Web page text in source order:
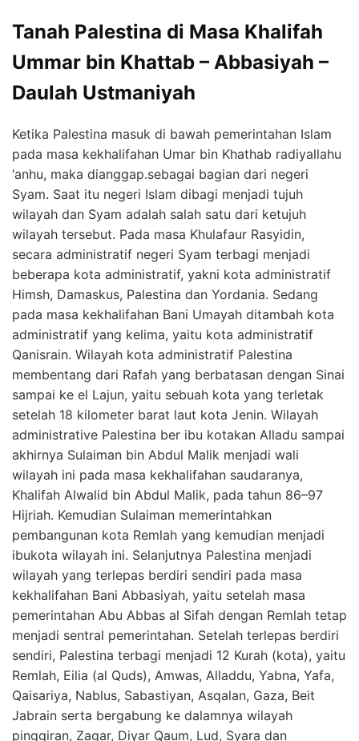
Tanah Palestina di Masa Khalifah
Ummar bin Khattab – Abbasiyah –
Daulah Ustmaniyah
Ketika Palestina masuk di bawah pemerintahan Islam
pada masa kekhalifahan Umar bin Khathab radiyallahu
‘anhu, maka dianggap.sebagai bagian dari negeri
Syam. Saat itu negeri Islam dibagi menjadi tujuh
wilayah dan Syam adalah salah satu dari ketujuh
wilayah tersebut. Pada masa Khulafaur Rasyidin,
secara administratif negeri Syam terbagi menjadi
beberapa kota administratif, yakni kota administratif
Himsh, Damaskus, Palestina dan Yordania. Sedang
pada masa kekhalifahan Bani Umayah ditambah kota
administratif yang kelima, yaitu kota administratif
Qanisrain. Wilayah kota administratif Palestina
membentang dari Rafah yang berbatasan dengan Sinai
sampai ke el Lajun, yaitu sebuah kota yang terletak
setelah 18 kilometer barat laut kota Jenin. Wilayah
administrative Palestina ber ibu kotakan Alladu sampai
akhirnya Sulaiman bin Abdul Malik menjadi wali
wilayah ini pada masa kekhalifahan saudaranya,
Khalifah Alwalid bin Abdul Malik, pada tahun 86–97
Hijriah. Kemudian Sulaiman memerintahkan
pembangunan kota Remlah yang kemudian menjadi
ibukota wilayah ini. Selanjutnya Palestina menjadi
wilayah yang terlepas berdiri sendiri pada masa
kekhalifahan Bani Abbasiyah, yaitu setelah masa
pemerintahan Abu Abbas al Sifah dengan Remlah tetap
menjadi sentral pemerintahan. Setelah terlepas berdiri
sendiri, Palestina terbagi menjadi 12 Kurah (kota), yaitu
Remlah, Eilia (al Quds), Amwas, Alladdu, Yabna, Yafa,
Qaisariya, Nablus, Sabastiyan, Asqalan, Gaza, Beit
Jabrain serta bergabung ke dalamnya wilayah
pinggiran, Zagar, Diyar Qaum, Lud, Syara dan